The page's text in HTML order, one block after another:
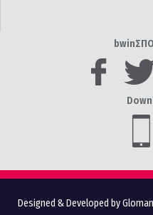
Designed & Developed by Gloman